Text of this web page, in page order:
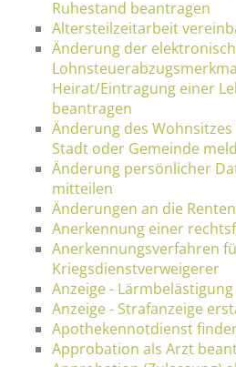
Ruhestand beantragen
Altersteilzeitarbeit
Änderung der
Heirat/Eintragung einer
beantragen
Änderung des
Stadt oder Gemeinde
Änderung persönlicher
mitteilen
Änderungen an die
Anerkennung einer
Anerkennungsverfahren
Kriegsdienstverweigerer
Anzeige -
Anzeige - Strafanzeige
Apothekennotdienst
Approbation als Arzt